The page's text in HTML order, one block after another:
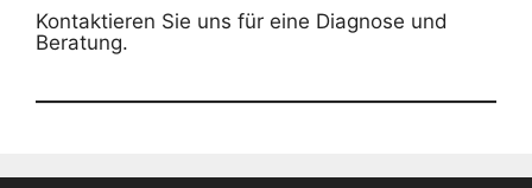
Kontaktieren Sie uns für eine Diagnose und
Beratung.